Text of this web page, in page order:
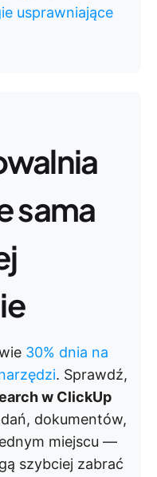
usprawniające
sama
30% dnia na
. Sprawdź,
w ClickUp
dokumentów,
miejscu —
szybciej zabrać